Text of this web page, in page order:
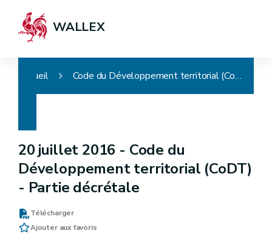
WALLEX
Accueil Code du Développement territorial (CoDT) - Partie décrétale
20 juillet 2016 - Code du
Développement territorial (CoDT)
- Partie décrétale
Télécharger
Ajouter aux favoris